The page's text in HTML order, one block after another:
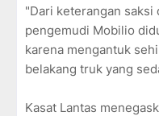
"Dari keterangan saksi
pengemudi Mobilio
karena mengantuk
belakang truk yang
Kasat Lantas